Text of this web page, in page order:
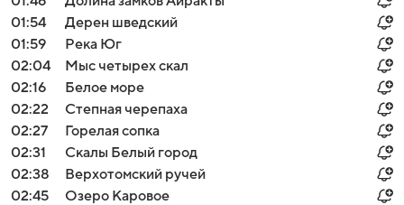
01:54
Дерен шведский
01:59
Река Юг
02:04
Мыс четырех скал
02:16
Белое море
02:22
Cтепная черепаха
02:27
Горелая сопка
02:31
Скалы Белый город
02:38
Верхотомский ручей
02:45
Озеро Каровое